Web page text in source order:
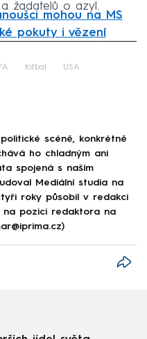
žadatelů o azyl.
mohou na MS
pokuty i vězení
fotbal USA
scéně, konkrétně
ho chladným ani
spojená s naším
Mediální studia na
roky působil v redakci
na pozici redaktora na